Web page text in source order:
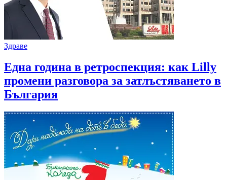
Здраве
Една година в ретроспекция: как Lilly
промени разговора за затлъстяването в
България